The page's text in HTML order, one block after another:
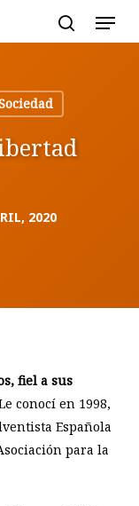
2020
fiel a sus
conocí en 1998,
Española
para la